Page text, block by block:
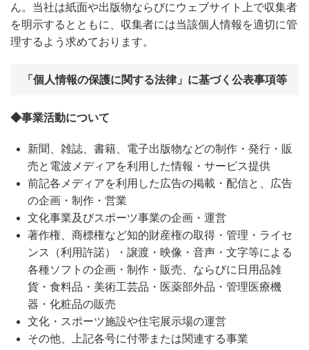
ん。当社は紙面や出版物ならびにウェブサイト上で収集者
を明示するとともに、収集者には当該個人情報を適切に管
理するよう求めております。
「個人情報の保護に関する法律」に基づく公表事項等
◆事業活動について
新聞、雑誌、書籍、電子出版物などの制作・発行・販
売と電波メディアを利用した情報・サービス提供
前記各メディアを利用した広告の掲載・配信と、広告
の企画・制作・営業
文化事業及びスポーツ事業の企画・運営
著作権、商標権など知的財産権の取得・管理・ライセ
ンス（利用許諾）・譲渡・映像・音声・文字等による
各種ソフトの企画・制作・販売、ならびに日用品雑
貨・食料品・美術工芸品・医薬部外品・管理医療機
器・化粧品の販売
文化・スポーツ施設や住宅展示場の運営
その他、上記各号に付帯または関連する事業